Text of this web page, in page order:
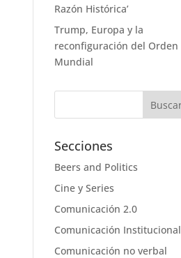
Razón Histórica’
Trump, Europa y la
reconfiguración del Orden
Mundial
Secciones
Beers and Politics
Cine y Series
Comunicación 2.0
Comunicación Institucional
Comunicación no verbal